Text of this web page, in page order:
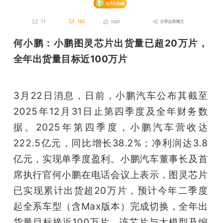
何小鹏：小鹏图灵芯片出货量已超20万片，
全年出货量目标近100万片
3月22日消息，日前，小鹏汽车公布其截至
2025年12月31日止第四季度及全年财务数
据。2025年第四季度，小鹏汽车营收达
222.5亿元，同比增长38.2%；净利润达3.8
亿元，实现单季度盈利。小鹏汽车董事长及首
席执行官何小鹏在电话会议上表示，图灵芯片
已实现累计出货超20万片，预计今年二季度
起全系车型（含Max版本）完成切换，全年出